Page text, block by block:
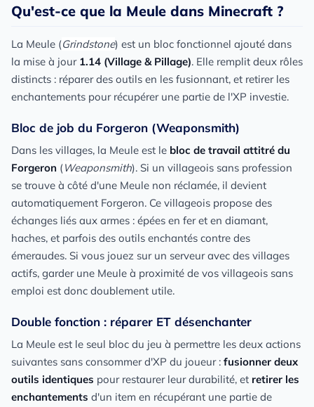
Qu'est-ce que la Meule dans Minecraft ?
La Meule (Grindstone) est un bloc fonctionnel ajouté dans
la mise à jour 1.14 (Village & Pillage). Elle remplit deux rôles
distincts : réparer des outils en les fusionnant, et retirer les
enchantements pour récupérer une partie de l'XP investie.
Bloc de job du Forgeron (Weaponsmith)
Dans les villages, la Meule est le bloc de travail attitré du
Forgeron (Weaponsmith). Si un villageois sans profession
se trouve à côté d'une Meule non réclamée, il devient
automatiquement Forgeron. Ce villageois propose des
échanges liés aux armes : épées en fer et en diamant,
haches, et parfois des outils enchantés contre des
émeraudes. Si vous jouez sur un serveur avec des villages
actifs, garder une Meule à proximité de vos villageois sans
emploi est donc doublement utile.
Double fonction : réparer ET désenchanter
La Meule est le seul bloc du jeu à permettre les deux actions
suivantes sans consommer d'XP du joueur : fusionner deux
outils identiques pour restaurer leur durabilité, et retirer les
enchantements d'un item en récupérant une partie de